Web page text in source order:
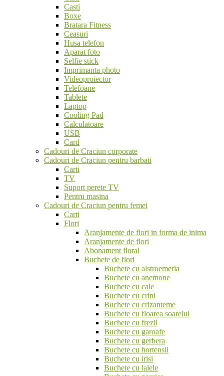
Casti
Boxe
Bratara Fitness
Ceasuri
Husa telefon
Aparat foto
Selfie stick
Imprimanta photo
Videoproiector
Telefoane
Tablete
Laptop
Cooling Pad
Calculatoare
USB
Card
Cadouri de Craciun corporate
Cadouri de Craciun pentru barbati
Carti
TV
Suport perete TV
Pentru masina
Cadouri de Craciun pentru femei
Carti
Flori
Aranjamente de flori in forma de inima
Aranjamente de flori
Abonament floral
Buchete de flori
Buchete cu alstroemeria
Buchete cu anemone
Buchete cu cale
Buchete cu crini
Buchete cu crizanteme
Buchete cu floarea soarelui
Buchete cu frezii
Buchete cu garoafe
Buchete cu gerbera
Buchete cu hortensii
Buchete cu irisi
Buchete cu lalele